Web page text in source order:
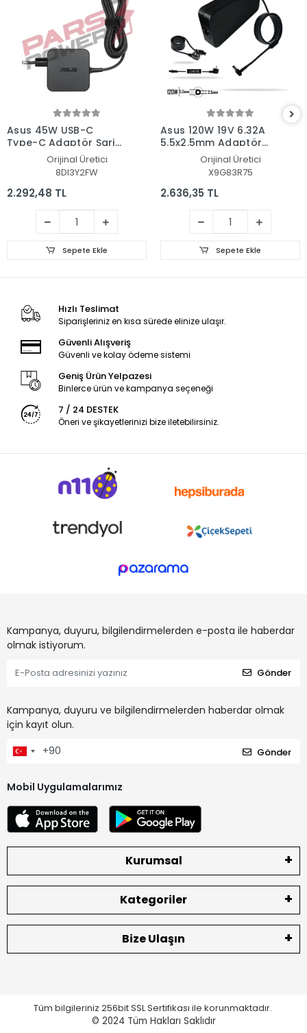
Asus 45W USB-C
Type-C Adaptör Şarj
Aleti-CihazıOrijinal Üretici
8DI3Y2FW
2.292,48 TL
Sepete Ekle
Asus 120W 19V 6.32A
5.5x2.5mm Adaptör
Şarj Aleti-Cihazı
Orijinal Üretici
X9G83R75
2.636,35 TL
Sepete Ekle
Hızlı Teslimat
Siparişleriniz en kısa sürede elinize ulaşır.
Güvenli Alışveriş
Güvenli ve kolay ödeme sistemi
Geniş Ürün Yelpazesi
Binlerce ürün ve kampanya seçeneği
7 / 24 DESTEK
Öneri ve şikayetlerinizi bize iletebilirsiniz.
Kampanya, duyuru, bilgilendirmelerden e-posta ile haberdar
olmak istiyorum.
Gönder
Kampanya, duyuru ve bilgilendirmelerden haberdar olmak
için kayıt olun.
Gönder
Mobil Uygulamalarımız
Kurumsal
Kategoriler
Bize Ulaşın
Tüm bilgileriniz 256bit SSL Sertifikası ile korunmaktadır.
© 2024 Tüm Hakları Saklıdır